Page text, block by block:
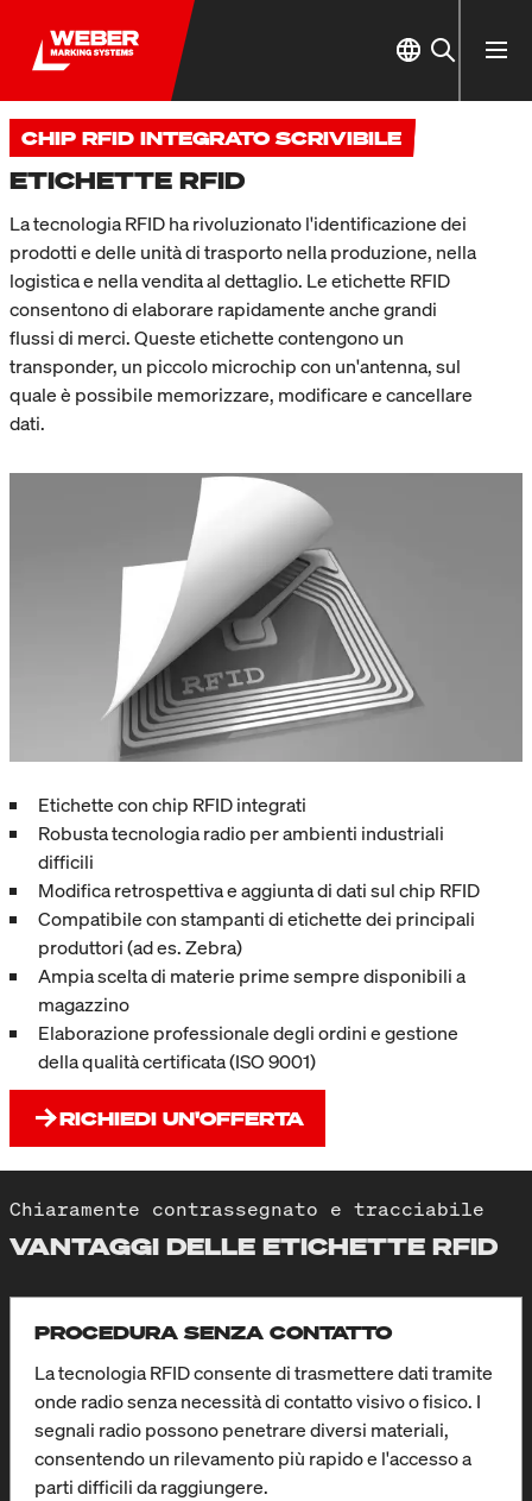
CHIP RFID INTEGRATO SCRIVIBILE
ETICHETTE RFID
La tecnologia RFID ha rivoluzionato l'identificazione dei
prodotti e delle unità di trasporto nella produzione, nella
logistica e nella vendita al dettaglio. Le etichette RFID
consentono di elaborare rapidamente anche grandi
flussi di merci. Queste etichette contengono un
transponder, un piccolo microchip con un'antenna, sul
quale è possibile memorizzare, modificare e cancellare
dati.
Etichette con chip RFID integrati
Robusta tecnologia radio per ambienti industriali
difficili
Modifica retrospettiva e aggiunta di dati sul chip RFID
Compatibile con stampanti di etichette dei principali
produttori (ad es. Zebra)
Ampia scelta di materie prime sempre disponibili a
magazzino
Elaborazione professionale degli ordini e gestione
della qualità certificata (ISO 9001)
RICHIEDI UN'OFFERTA
Chiaramente contrassegnato e tracciabile
VANTAGGI DELLE ETICHETTE RFID
PROCEDURA SENZA CONTATTO
La tecnologia RFID consente di trasmettere dati tramite
onde radio senza necessità di contatto visivo o fisico. I
segnali radio possono penetrare diversi materiali,
consentendo un rilevamento più rapido e l'accesso a
parti difficili da raggiungere.